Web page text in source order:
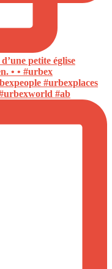
#ab